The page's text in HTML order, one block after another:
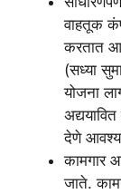
वाहतूक
करतात
(सध्या
योजना
देणे
कामगार
जाते.